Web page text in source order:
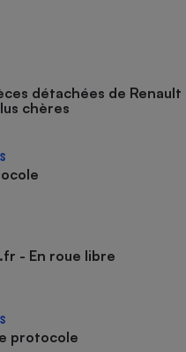
détachées de Renault
chères
- En roue libre
protocole